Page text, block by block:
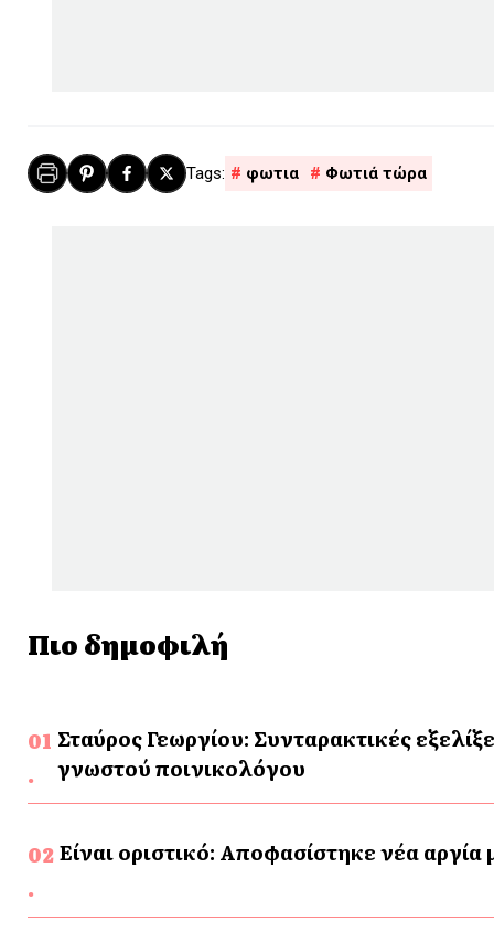
φωτια Φωτιά τώρα
Πιο δημοφιλή
Σταύρος Γεωργίου: Συνταρακτικές
γνωστού ποινικολόγου
Είναι οριστικό: Αποφασίστηκε νέα